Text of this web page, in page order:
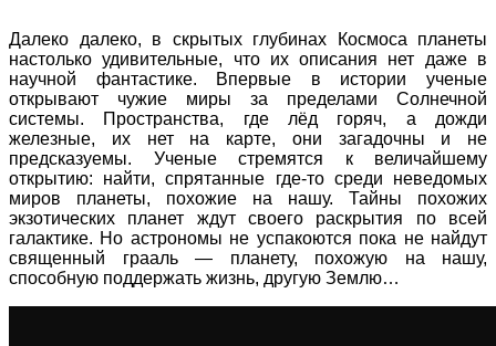
Далеко далеко, в скрытых глубинах Космоса планеты
настолько удивительные, что их описания нет даже в
научной фантастике. Впервые в истории ученые
открывают чужие миры за пределами Солнечной
системы. Пространства, где лёд горяч, а дожди
железные, их нет на карте, они загадочны и не
предсказуемы. Ученые стремятся к величайшему
открытию: найти, спрятанные где-то среди неведомых
миров планеты, похожие на нашу. Тайны похожих
экзотических планет ждут своего раскрытия по всей
галактике. Но астрономы не успакоются пока не найдут
священный грааль — планету, похожую на нашу,
способную поддержать жизнь, другую Землю…